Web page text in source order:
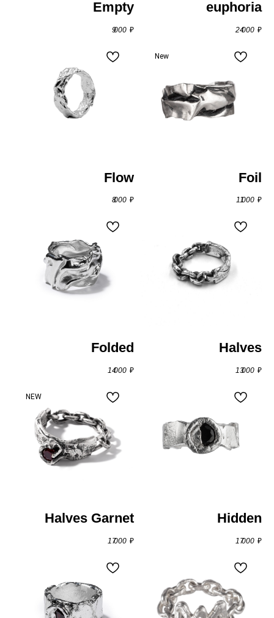
Empty
9 000 ₽
euphoria
24 000 ₽
Flow
8 000 ₽
New
Foil
11 000 ₽
Folded
14 000 ₽
Halves
13 000 ₽
NEW
Halves Garnet
17 000 ₽
Hidden
17 000 ₽